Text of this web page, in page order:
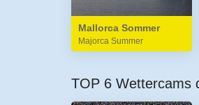
Mallorca Sommer
Majorca Summer
TOP 6 Wettercams